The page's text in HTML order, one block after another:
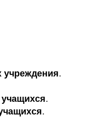
учреждения.
учащихся.
.